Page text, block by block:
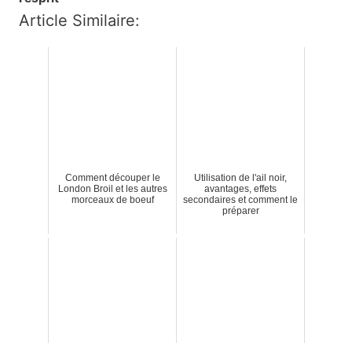
Article Similaire:
Comment découper le
London Broil et les autres
morceaux de boeuf
Utilisation de l'ail noir,
avantages, effets
secondaires et comment le
préparer